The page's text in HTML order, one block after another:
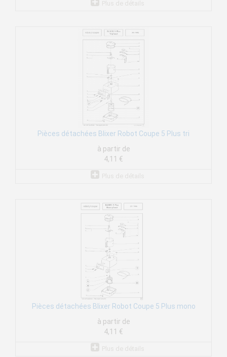
Pièces détachées Blixer Robot Coupe 5 Plus tri
à partir de
4,11 €
Pièces détachées Blixer Robot Coupe 5 Plus mono
à partir de
4,11 €